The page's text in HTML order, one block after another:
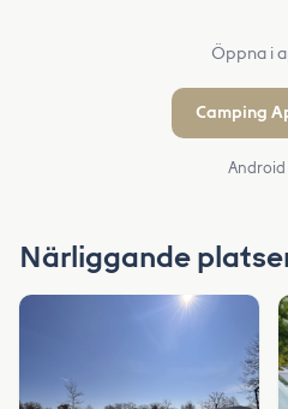
Öppna i
Camping
Android
Närliggande